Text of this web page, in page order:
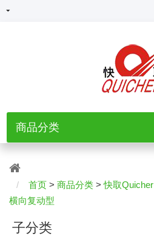
商品分类
首页 > 商品分类 >快取Quicher
横向复动型
子分类